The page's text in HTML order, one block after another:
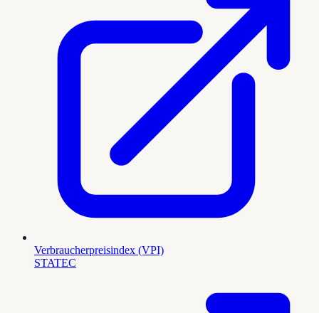
Verbraucherpreisindex (VPI)
STATEC